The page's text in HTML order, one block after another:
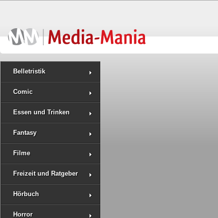
Belletristik
Comic
Essen und Trinken
Fantasy
Filme
Freizeit und Ratgeber
Hörbuch
Horror